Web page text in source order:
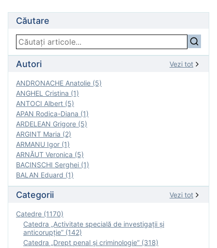
Căutare
Autori Vezi tot
ANDRONACHE Anatolie (5)
ANGHEL Cristina (1)
ANTOCI Albert (5)
APAN Rodica-Diana (1)
ARDELEAN Grigore (5)
ARGINT Maria (2)
ARMANU Igor (1)
ARNĂUT Veronica (5)
BACINSCHI Serghei (1)
BALAN Eduard (1)
Categorii Vezi tot
Catedre (1170)
Catedra „Activitate specială de investigaţii şi
anticorupție” (142)
Catedra „Drept penal și criminologie” (318)